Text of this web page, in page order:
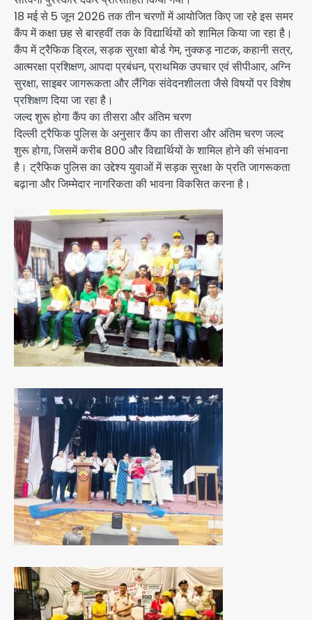
18 मई से 5 जून 2026 तक तीन चरणों में आयोजित किए जा रहे इस समर
कैंप में कक्षा छह से बारहवीं तक के विद्यार्थियों को शामिल किया जा रहा है।
कैंप में ट्रैफिक ड्रिल, सड़क सुरक्षा बोर्ड गेम, नुक्कड़ नाटक, कहानी सत्र,
आत्मरक्षा प्रशिक्षण, आपदा प्रबंधन, प्राथमिक उपचार एवं सीपीआर, अग्नि
सुरक्षा, साइबर जागरूकता और लैंगिक संवेदनशीलता जैसे विषयों पर विशेष
प्रशिक्षण दिया जा रहा है।
जल्द शुरू होगा कैंप का तीसरा और अंतिम चरण
दिल्ली ट्रैफिक पुलिस के अनुसार कैंप का तीसरा और अंतिम चरण जल्द
शुरू होगा, जिसमें करीब 800 और विद्यार्थियों के शामिल होने की संभावना
है। ट्रैफिक पुलिस का उद्देश्य युवाओं में सड़क सुरक्षा के प्रति जागरूकता
बढ़ाना और जिम्मेदार नागरिकता की भावना विकसित करना है।